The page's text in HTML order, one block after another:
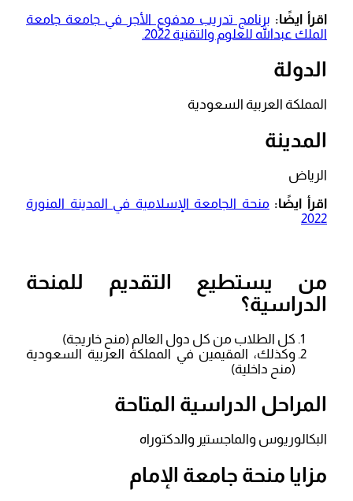
اقرأ ايضًا:
برنامج تدريب مدفوع الأجر في جامعة جامعة
الملك عبدالله للعلوم والتقنية 2022.
الدولة
المملكة العربية السعودية
المدينة
الرياض
اقرأ ايضًا:
منحة الجامعة الإسلامية في المدينة المنورة
2022
من يستطيع التقديم للمنحة
الدراسية؟
كل الطلاب من كل دول العالم (منح خاريجة)
وكذلك، المقيمين في المملكة العربية السعودية
(منح داخلية)
المراحل الدراسية المتاحة
البكالوريوس والماجستير والدكتوراه
مزايا منحة جامعة الإمام